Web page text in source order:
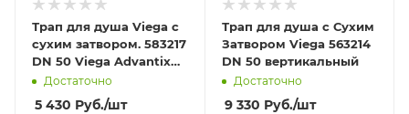
Трап для душа Viega с
сухим затвором. 583217
DN 50 Viega Advantix
для душа
горизонтальный.
Достаточно
5 430 Руб./шт
Трап для душа с Сухим
Затвором Viega 563214
DN 50 вертикальный
Достаточно
9 330 Руб./шт